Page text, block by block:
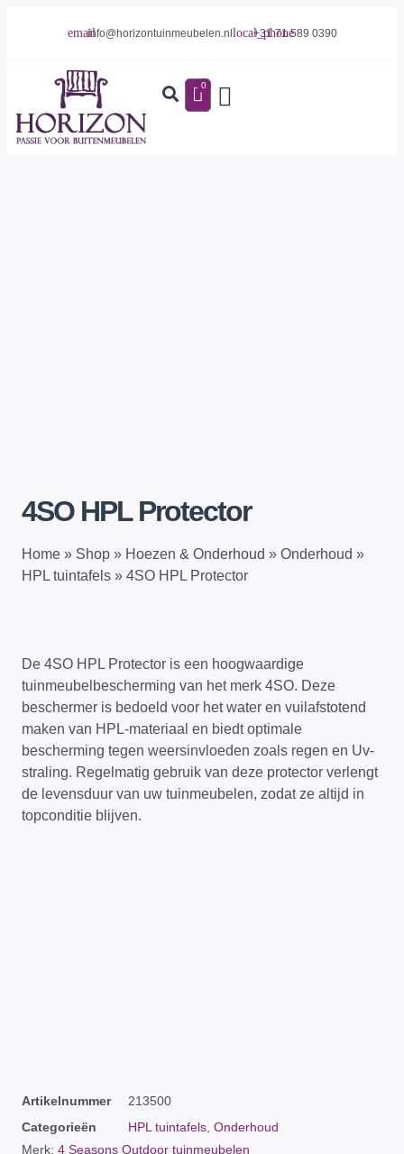
info@horizontuinmeubelen.nl +31 71 589 0390
0
4SO HPL Protector
Home » Shop » Hoezen & Onderhoud » Onderhoud »
HPL tuintafels » 4SO HPL Protector
De 4SO HPL Protector is een hoogwaardige
tuinmeubelbescherming van het merk 4SO. Deze
beschermer is bedoeld voor het water en vuilafstotend
maken van HPL-materiaal en biedt optimale
bescherming tegen weersinvloeden zoals regen en Uv-
straling. Regelmatig gebruik van deze protector verlengt
de levensduur van uw tuinmeubelen, zodat ze altijd in
topconditie blijven.
Artikelnummer
213500
Categorieën
HPL tuintafels Onderhoud
Merk: 4 Seasons Outdoor tuinmeubelen